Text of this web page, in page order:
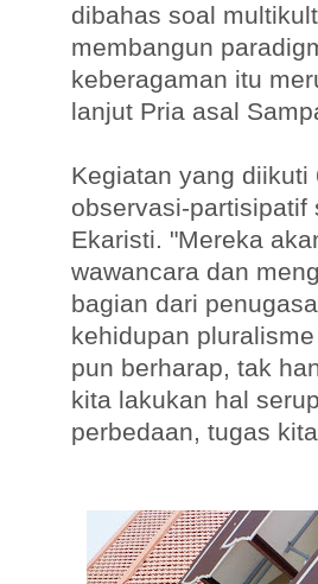
dibahas soal
membangun
keberagaman itu
lanjut Pria asal
Kegiatan yang
observasi-
Ekaristi. "Mereka
wawancara dan
bagian dari
kehidupan
pun berharap, tak
kita lakukan hal
perbedaan, tugas